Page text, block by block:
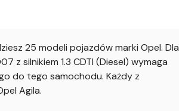
25 modeli pojazdów marki Opel. Dla
z silnikiem 1.3 CDTI (Diesel) wymaga
do tego samochodu. Każdy z
Agila.